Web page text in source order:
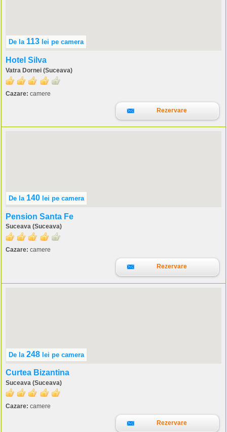
De la 113 lei pe camera
Hotel Silva
Vatra Dornei (Suceava)
Cazare: camere
Rezervare
De la 140 lei pe camera
Pension Santa Fe
Suceava (Suceava)
Cazare: camere
Rezervare
De la 248 lei pe camera
Curtea Bizantina
Suceava (Suceava)
Cazare: camere
Rezervare